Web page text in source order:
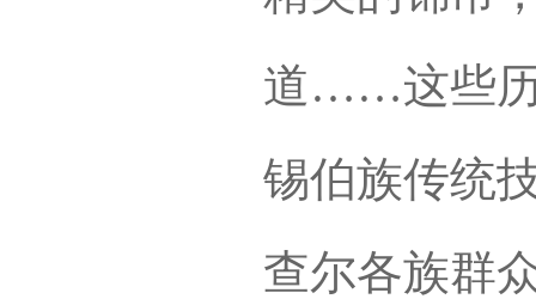
道……这些历
锡伯族传统
查尔各族群